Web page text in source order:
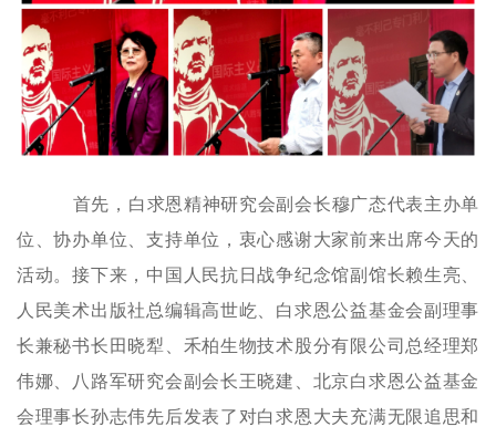
首先， 白求恩精神研究会副会长穆广态代表主办单
位、协办单位、支持单位，衷心感谢大家前来出席今天的
活动。接下来，中国人民抗日战争纪念馆副馆长赖生亮、
人民美术出版社总编辑高世屹、 白求恩公益基金会副理事
长兼秘书长田晓犁、 禾柏生物技术股分有限公司总经理郑
伟娜、
八路军研究会副会长王晓建、 北京白求恩公益基金
会理事长孙志伟先后发表了对白求恩大夫充满无限追思和